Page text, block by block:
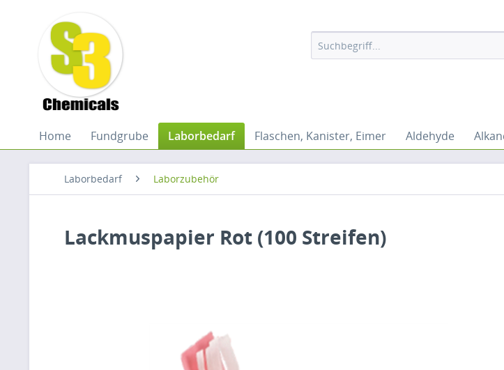
Home Fundgrube Laborbedarf Flaschen, Kanister, Eimer Aldehyde
Laborbedarf Laborzubehör
Lackmuspapier Rot (100 Streifen)